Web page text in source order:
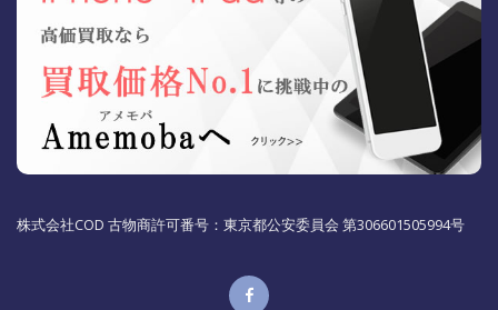
株式会社COD 古物商許可番号：東京都公安委員会 第306601505994号